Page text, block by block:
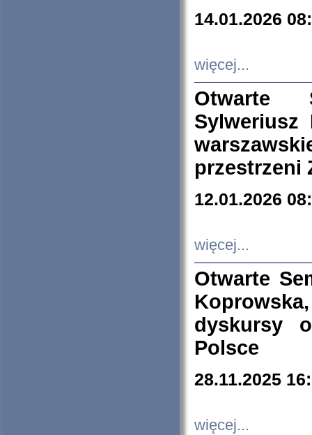
14.01.2026
więcej...
Otwarte
Sylweriusz
przestrzeni
12.01.2026
więcej...
Otwarte
dyskursy
Polsce
28.11.2025
więcej...